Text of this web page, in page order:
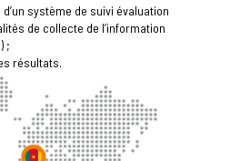
système de suivi évaluation
de collecte de l’information
;
résultats.